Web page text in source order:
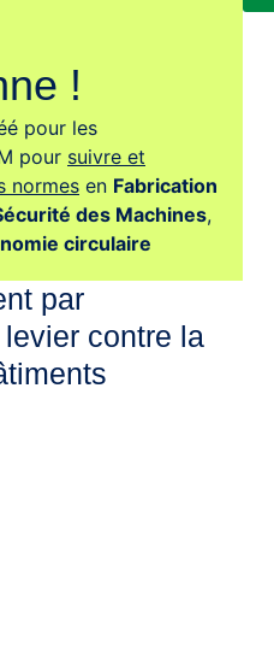
!
pour les
pour suivre et
normes en Fabrication
des Machines,
circulaire
par
contre la